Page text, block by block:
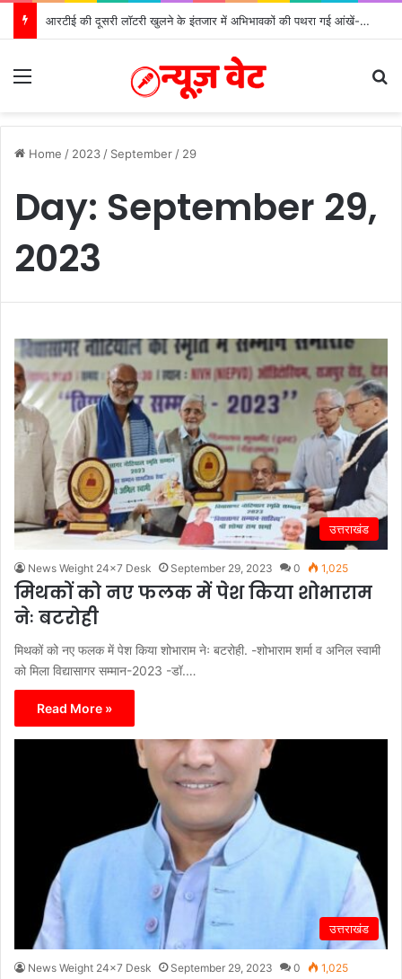
आरटीई की दूसरी लॉटरी खुलने के इंतजार में अभिभावकों की पथरा गई आंखें- मोर्चा
Home / 2023 / September / 29
Day: September 29,
2023
उत्तराखंड
News Weight 24x7 Desk September 29, 2023 0 1,025
मिथकों को नए फलक में पेश किया शोभाराम
नेः बटरोही
मिथकों को नए फलक में पेश किया शोभाराम नेः बटरोही. -शोभाराम शर्मा व अनिल स्वामी
को मिला विद्यासागर सम्मान-2023 -डॉ.…
Read More »
उत्तराखंड
News Weight 24x7 Desk September 29, 2023 0 1,025